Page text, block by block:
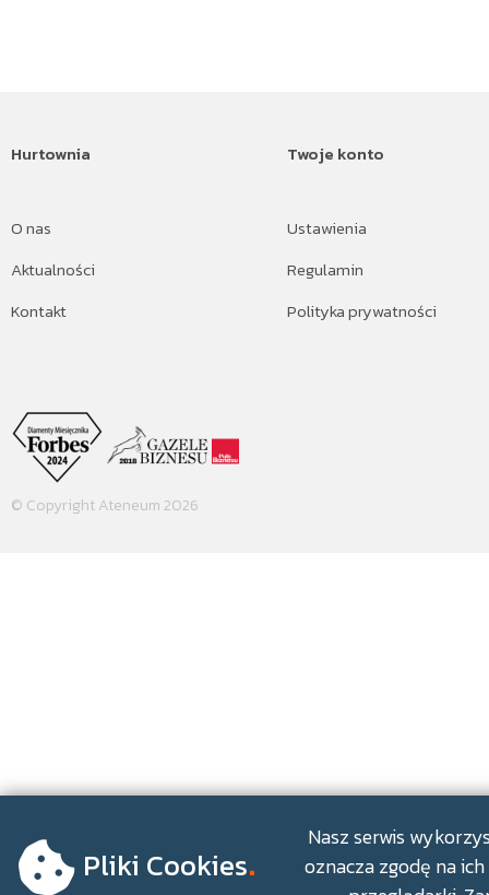
Hurtownia
O nas
Aktualności
Kontakt
Twoje konto
Ustawienia
Regulamin
Polityka prywatności
© Copyright Ateneum 2026
Pliki Cookies.
Nasz serwis
oznacza zgodę na